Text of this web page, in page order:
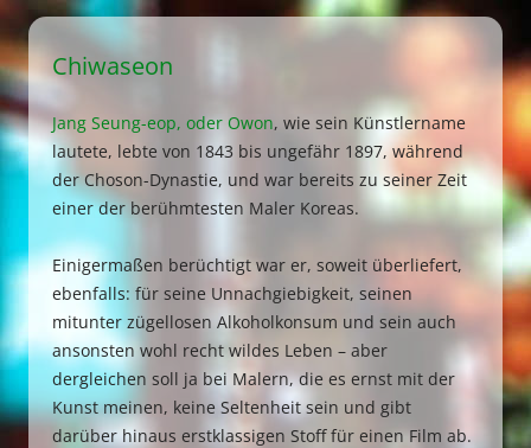
Chiwaseon
Jang Seung-eop, oder Owon, wie sein Künstlername
lautete, lebte von 1843 bis ungefähr 1897, während
der Choson-Dynastie, und war bereits zu seiner Zeit
einer der berühmtesten Maler Koreas.
Einigermaßen berüchtigt war er, soweit überliefert,
ebenfalls: für seine Unnachgiebigkeit, seinen
mitunter zügellosen Alkoholkonsum und sein auch
ansonsten wohl recht wildes Leben – aber
dergleichen soll ja bei Malern, die es ernst mit der
Kunst meinen, keine Seltenheit sein und gibt
darüber hinaus erstklassigen Stoff für einen Film ab.